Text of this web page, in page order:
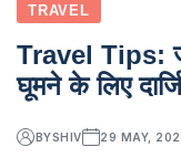
TRAVEL
Travel Tips:
घूमने के लिए
BYSHIV 29 MAY,